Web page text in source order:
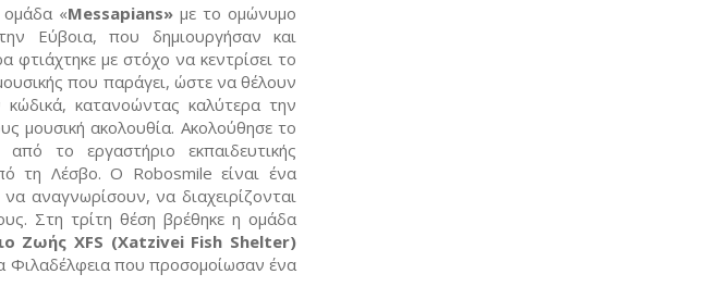
ομάδα «Messapians» με το ομώνυμο
Εύβοια, που δημιουργήσαν και
φτιάχτηκε με στόχο να κεντρίσει το
που παράγει, ώστε να θέλουν
κατανοώντας καλύτερα την
μουσική ακολουθία. Ακολούθησε το
από το εργαστήριο εκπαιδευτικής
τη Λέσβο. Ο Robosmile είναι ένα
αναγνωρίσουν, να διαχειρίζονται
Στη τρίτη θέση βρέθηκε η ομάδα
Ζωής XFS (Xatzivei Fish Shelter)
Φιλαδέλφεια που προσομοίωσαν ένα